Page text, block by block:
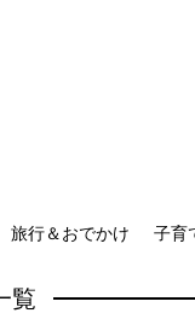
旅行＆おでかけ 子育
覧